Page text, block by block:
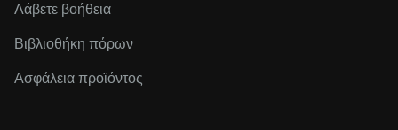
Λάβετε βοήθεια
Βιβλιοθήκη πόρων
Ασφάλεια προϊόντος